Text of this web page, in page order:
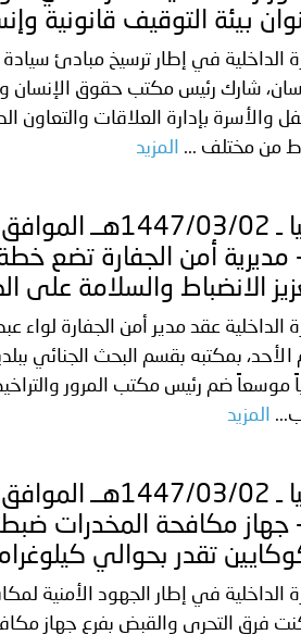
بيئة التوقيف قانونية
الداخلية في إطار ترسيخ مبادئ
شارك رئيس مكتب حقوق
والأسرة بإدارة العلاقات والتعاون
من مختلف ...
المزيد
مديرية أمن الجفارة تضع
الانضباط والسلامة على
الداخلية عقد مدير أمن الجفارة لواء
الأحد، بمكتبه بقسم البحث الجنائي
موسعاً ضم رئيس مكتب المرور
المزيد
جهاز مكافحة المخدرات
تقدر بحوالي
الداخلية في إطار الجهود الأمنية
فرق التحري والقبض بفرع جهاز